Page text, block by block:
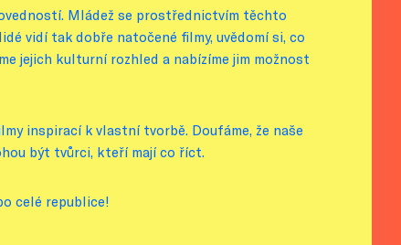
Mládež se prostřednictvím těchto
vidí tak dobře natočené filmy, uvědomí si, co
jejich kulturní rozhled a nabízíme jim možnost
inspirací k vlastní tvorbě. Doufáme, že naše
být tvůrci, kteří mají co říct.
celé republice!